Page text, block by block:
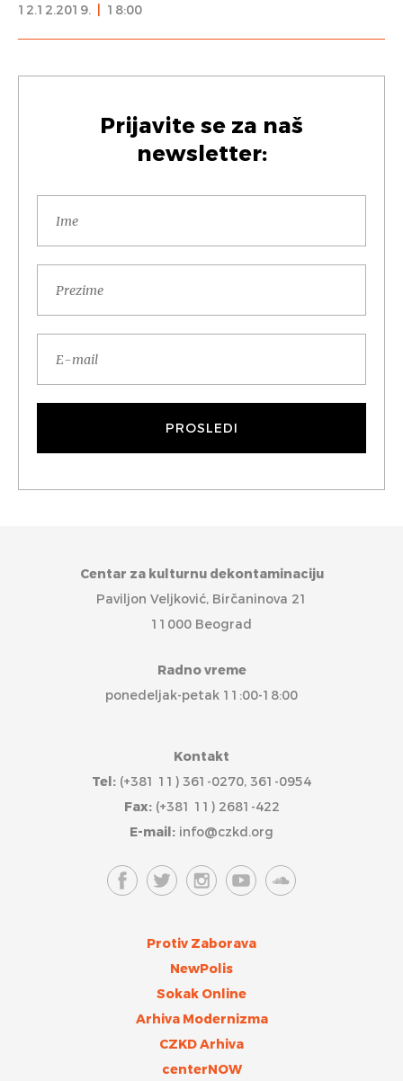
12.12.2019.
18:00
Prijavite se za naš
newsletter:
Centar za kulturnu dekontaminaciju
Paviljon Veljković, Birčaninova 21
11000 Beograd
Radno vreme
ponedeljak-petak 11:00-18:00
Kontakt
Tel: (+381 11) 361-0270, 361-0954
Fax:(+381 11) 2681-422
E-mail: info@czkd.org
Protiv Zaborava
NewPolis
Sokak Online
Arhiva Modernizma
CZKD Arhiva
centerNOW